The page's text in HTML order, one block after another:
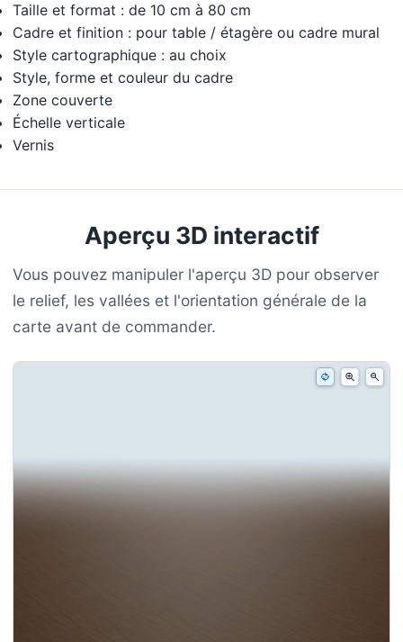
Taille et format : de 10 cm à 80 cm
Cadre et finition : pour table / étagère ou cadre mural
Style cartographique : au choix
Style, forme et couleur du cadre
Zone couverte
Échelle verticale
Vernis
Aperçu 3D interactif
Vous pouvez manipuler l'aperçu 3D pour observer
le relief, les vallées et l'orientation générale de la
carte avant de commander.